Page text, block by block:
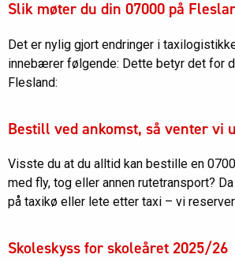
Slik møter du din 07000 på
Det er nylig gjort endringer i
innebærer følgende: Dette betyr det for
Flesland:
Bestill ved ankomst, så venter vi
Visste du at du alltid kan bestille en
med fly, tog eller annen rutetransport?
på taxikø eller lete etter taxi – vi
Skoleskyss for skoleåret 2025/26